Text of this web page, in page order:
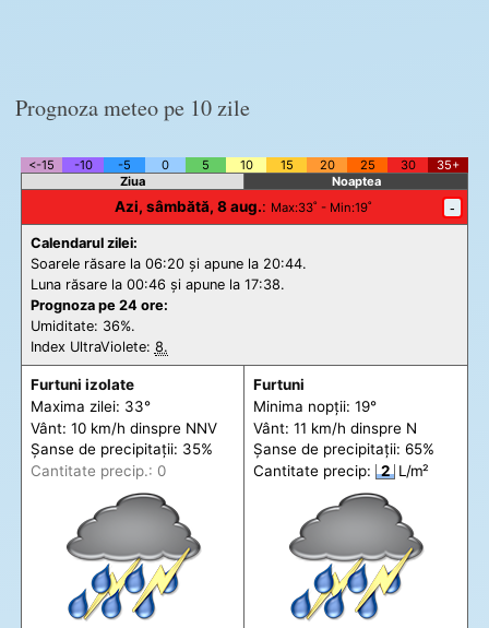
Prognoza meteo pe 10 zile
<-15 -10 -5 0 5 10 15 20 25 30
35+
Ziua
Noaptea
Azi, sâmbătă, 8 aug.: Max:33˚ - Min:19˚ -
Calendarul zilei:
Soarele răsare la 06:20 și apune la 20:44.
Luna răsare la 00:46 și apune la 17:38.
Prognoza pe 24 ore:
Umiditate: 36%.
Index UltraViolete: 8.
Furtuni izolate
Maxima zilei: 33°
Vânt: 10 km/h dinspre NNV
Șanse de precipitații: 35%
Cantitate precip.: 0
Furtuni
Minima nopții: 19°
Vânt: 11 km/h dinspre N
Șanse de precipitații: 65%
Cantitate precip:
2 L/m²